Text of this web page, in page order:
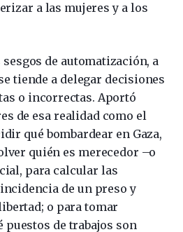
a las mujeres y a los
de automatización, a
tiende a delegar decisiones
o incorrectas. Aportó
de esa realidad como el
qué bombardear en Gaza,
quién es merecedor –o
para calcular las
de un preso y
o para tomar
puestos de trabajos son